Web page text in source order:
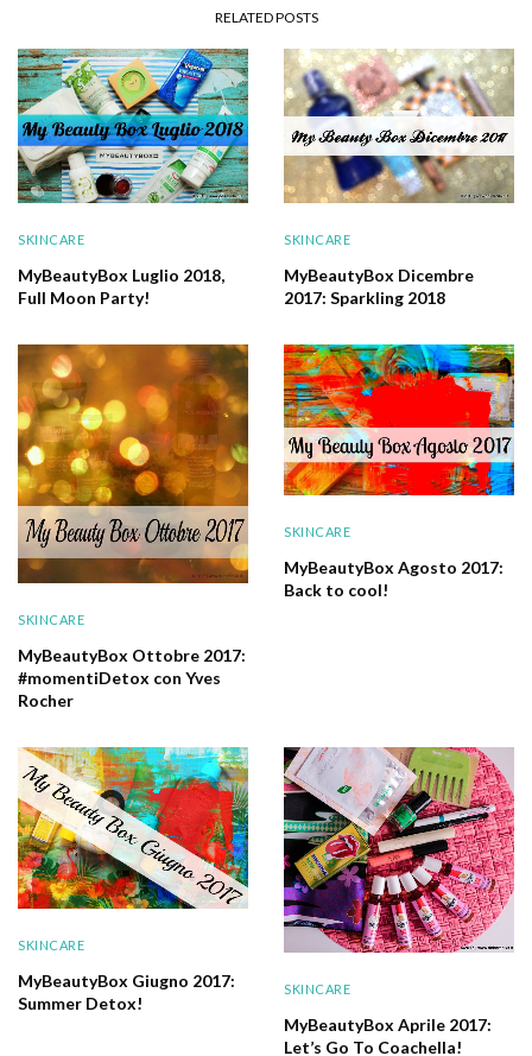
RELATED POSTS
SKINCARE
MyBeautyBox Luglio 2018,
Full Moon Party!
SKINCARE
MyBeautyBox Dicembre
2017: Sparkling 2018
SKINCARE
MyBeautyBox Ottobre 2017:
#momentiDetox con Yves
Rocher
SKINCARE
MyBeautyBox Agosto 2017:
Back to cool!
SKINCARE
MyBeautyBox Giugno 2017:
Summer Detox!
SKINCARE
MyBeautyBox Aprile 2017:
Let’s Go To Coachella!